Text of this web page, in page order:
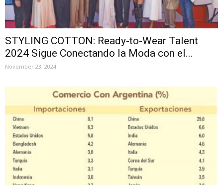
STYLING COTTON: Ready-to-Wear Talent
2024 Sigue Conectando la Moda con el...
November 23, 2024